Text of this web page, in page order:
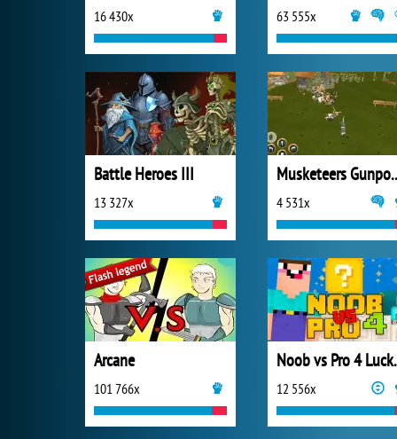
16 430x 63 555x
Battle Heroes III
13 327x 4 531x
Arcane
101 766x
Noob
12 556x